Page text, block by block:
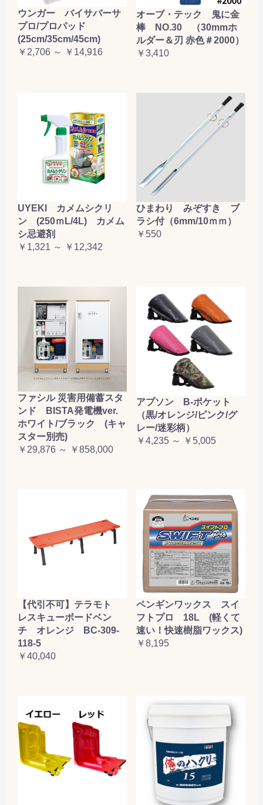
ウンガー バイサバーサ
プロ/プロパッド
(25cm/35cm/45cm)
￥2,706 ～ ￥14,916
オーブ・テック 鬼に金
棒 NO.30 （30mmホ
ルダー＆刃 赤色＃2000）
￥3,410
UYEKI カメムシクリ
ン (250ｍL/4L) カメム
シ忌避剤
￥1,321 ～ ￥12,342
ひまわり みぞすき ブ
ラシ付（6mm/10ｍｍ）
￥550
ファシル 災害用備蓄スタ
ンド BISTA発電機ver.
ホワイト/ブラック (キャ
スター別売)
￥29,876 ～ ￥858,000
アプソン B-ポケット
（黒/オレンジ/ピンク/グ
レー/迷彩柄）
￥4,235 ～ ￥5,005
【代引不可】テラモト
レスキューボードベン
チ オレンジ BC-309-
118-5
￥40,040
ペンギンワックス スイ
フトプロ 18L (軽くて
速い！快速樹脂ワックス)
￥8,195